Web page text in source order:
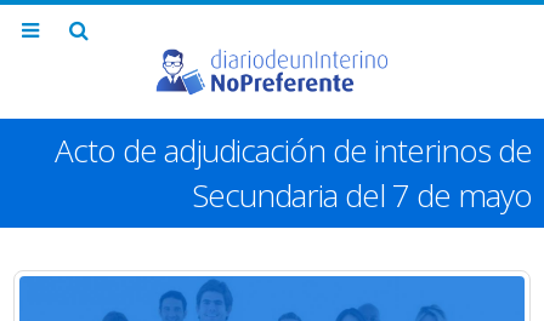
Acto de adjudicación de interinos de
Secundaria del 7 de mayo